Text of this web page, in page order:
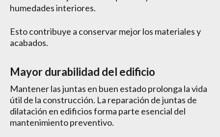
humedades interiores.
Esto contribuye a conservar mejor los materiales y
acabados.
Mayor durabilidad del edificio
Mantener las juntas en buen estado prolonga la vida
útil de la construcción. La reparación de juntas de
dilatación en edificios forma parte esencial del
mantenimiento preventivo.